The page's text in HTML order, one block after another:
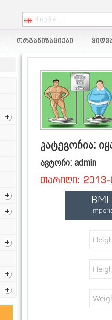
ᲝᲠᲒᲐᲜᲘᲖᲐᲪᲘᲔᲑᲘ
კატეგორია:
ავტორი: admin
თარიღი: